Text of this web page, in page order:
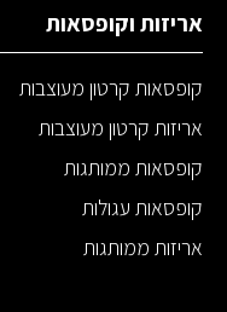
אריזות וקופסאות
קופסאות קרטון מעוצבות
אריזות קרטון מעוצבות
קופסאות ממותגות
קופסאות עגולות
אריזות ממותגות